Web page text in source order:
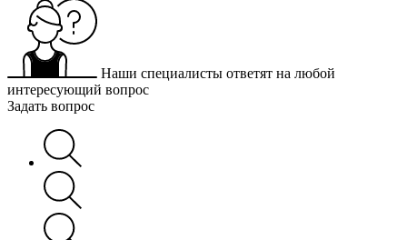
Наши специалисты ответят на любой
интересующий вопрос
Задать вопрос